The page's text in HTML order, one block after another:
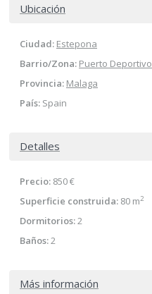
Ubicación
Ciudad: Estepona
Barrio/Zona: Puerto Deportivo
Provincia: Malaga
País: Spain
Detalles
Precio: 850 €
Superficie construida: 80 m2
Dormitorios:2
Baños:2
Más información